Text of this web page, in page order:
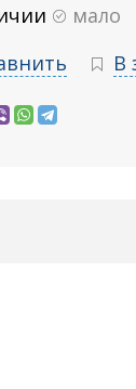
мало
В